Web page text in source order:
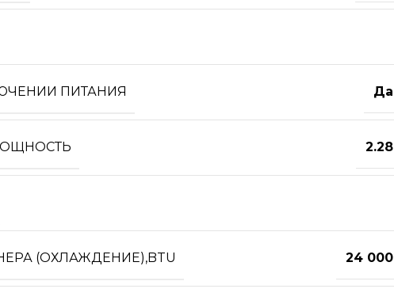
ПИТАНИЯ Да
2.28
(ОХЛАЖДЕНИЕ),BTU 24 000